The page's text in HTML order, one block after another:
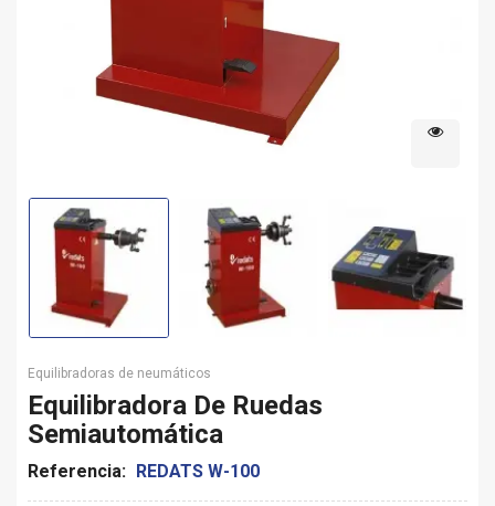
Equilibradoras de neumáticos
Equilibradora De Ruedas
Semiautomática
Referencia: REDATS W-100